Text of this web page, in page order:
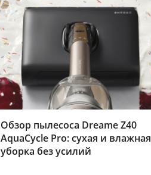
Обзор пылесоса Dreame Z40
AquaCycle Pro: сухая и влажная
уборка без усилий